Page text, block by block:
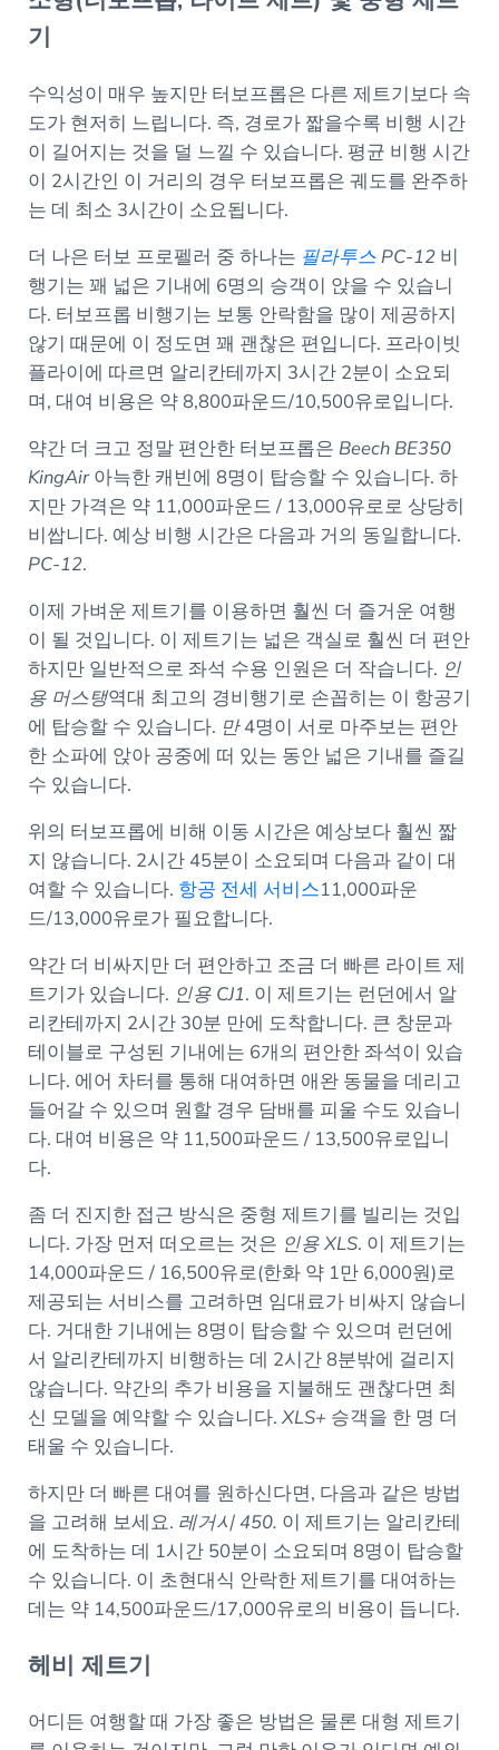
기
수익성이 매우 높지만 터보프롭은 다른 제트기보다 속
도가 현저히 느립니다. 즉, 경로가 짧을수록 비행 시간
이 길어지는 것을 덜 느낄 수 있습니다. 평균 비행 시간
이 2시간인 이 거리의 경우 터보프롭은 궤도를 완주하
는 데 최소 3시간이 소요됩니다.
더 나은 터보 프로펠러 중 하나는 필라투스PC-12비
행기는 꽤 넓은 기내에 6명의 승객이 앉을 수 있습니
다. 터보프롭 비행기는 보통 안락함을 많이 제공하지
않기 때문에 이 정도면 꽤 괜찮은 편입니다. 프라이빗
플라이에 따르면 알리칸테까지 3시간 2분이 소요되
며, 대여 비용은 약 8,800파운드/10,500유로입니다.
약간 더 크고 정말 편안한 터보프롭은 Beech BE350
KingAir아늑한 캐빈에 8명이 탑승할 수 있습니다. 하
지만 가격은 약 11,000파운드 / 13,000유로로 상당히
비쌉니다. 예상 비행 시간은 다음과 거의 동일합니다.
PC-12.
이제 가벼운 제트기를 이용하면 훨씬 더 즐거운 여행
이 될 것입니다. 이 제트기는 넓은 객실로 훨씬 더 편안
하지만 일반적으로 좌석 수용 인원은 더 작습니다. 인
용 머스탱역대 최고의 경비행기로 손꼽히는 이 항공기
에 탑승할 수 있습니다. 만4명이 서로 마주보는 편안
한 소파에 앉아 공중에 떠 있는 동안 넓은 기내를 즐길
수 있습니다.
위의 터보프롭에 비해 이동 시간은 예상보다 훨씬 짧
지 않습니다. 2시간 45분이 소요되며 다음과 같이 대
여할 수 있습니다. 항공 전세 서비스11,000파운
드/13,000유로가 필요합니다.
약간 더 비싸지만 더 편안하고 조금 더 빠른 라이트 제
트기가 있습니다. 인용 CJ1. 이 제트기는 런던에서 알
리칸테까지 2시간 30분 만에 도착합니다. 큰 창문과
테이블로 구성된 기내에는 6개의 편안한 좌석이 있습
니다. 에어 차터를 통해 대여하면 애완 동물을 데리고
들어갈 수 있으며 원할 경우 담배를 피울 수도 있습니
다. 대여 비용은 약 11,500파운드 / 13,500유로입니
다.
좀 더 진지한 접근 방식은 중형 제트기를 빌리는 것입
니다. 가장 먼저 떠오르는 것은 인용 XLS. 이 제트기는
14,000파운드 / 16,500유로(한화 약 1만 6,000원)로
제공되는 서비스를 고려하면 임대료가 비싸지 않습니
다. 거대한 기내에는 8명이 탑승할 수 있으며 런던에
서 알리칸테까지 비행하는 데 2시간 8분밖에 걸리지
않습니다. 약간의 추가 비용을 지불해도 괜찮다면 최
신 모델을 예약할 수 있습니다. XLS+ 승객을 한 명 더
태울 수 있습니다.
하지만 더 빠른 대여를 원하신다면, 다음과 같은 방법
을 고려해 보세요. 레거시 450. 이 제트기는 알리칸테
에 도착하는 데 1시간 50분이 소요되며 8명이 탑승할
수 있습니다. 이 초현대식 안락한 제트기를 대여하는
데는 약 14,500파운드/17,000유로의 비용이 듭니다.
헤비 제트기
어디든 여행할 때 가장 좋은 방법은 물론 대형 제트기